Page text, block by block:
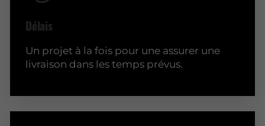
Délais
Un projet à la fois pour une assurer une
livraison dans les temps prévus.